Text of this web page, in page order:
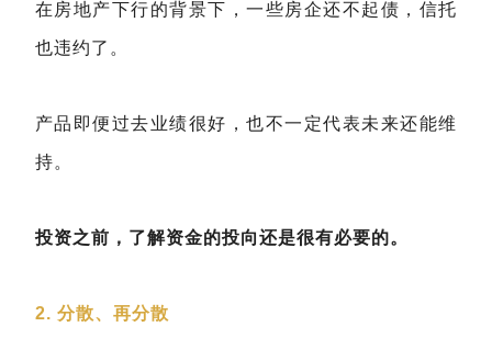
在房地产下行的背景下，一些房企还不起债，信托
也违约了。
产品即便过去业绩很好，也不一定代表未来还能维
持。
投资之前，了解资金的投向还是很有必要的。
2. 分散、再分散